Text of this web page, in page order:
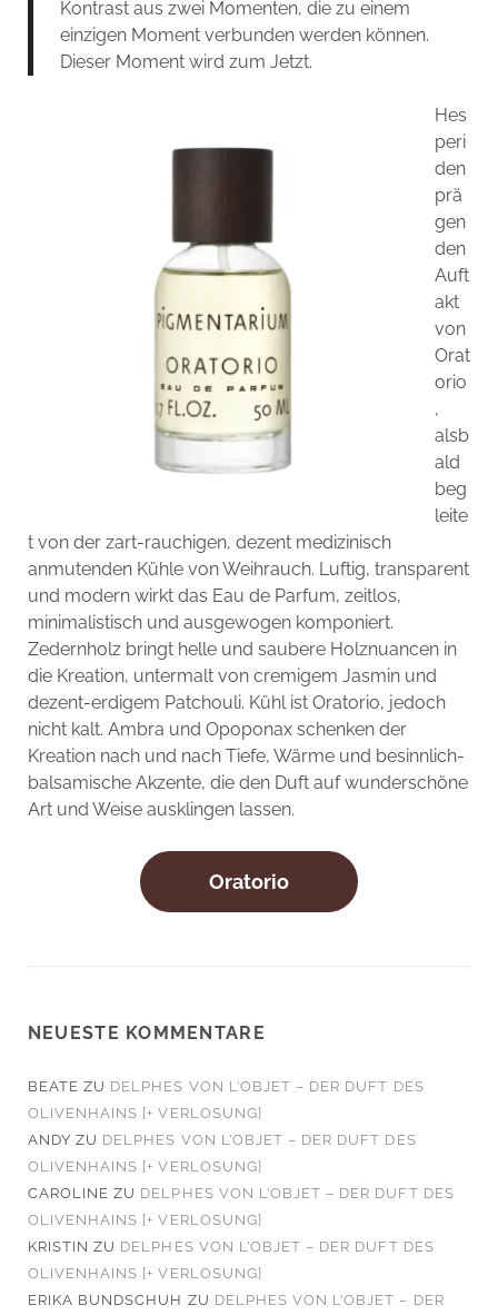
Kontrast aus zwei Momenten, die zu einem
einzigen Moment verbunden werden können.
Dieser Moment wird zum Jetzt.
Hes
peri
den
prä
gen
den
Auft
akt
von
Orat
orio
,
alsb
ald
beg
leite
t von der zart-rauchigen, dezent medizinisch
anmutenden Kühle von Weihrauch. Luftig, transparent
und modern wirkt das Eau de Parfum, zeitlos,
minimalistisch und ausgewogen komponiert.
Zedernholz bringt helle und saubere Holznuancen in
die Kreation, untermalt von cremigem Jasmin und
dezent-erdigem Patchouli. Kühl ist Oratorio, jedoch
nicht kalt. Ambra und Opoponax schenken der
Kreation nach und nach Tiefe, Wärme und besinnlich-
balsamische Akzente, die den Duft auf wunderschöne
Art und Weise ausklingen lassen.
Oratorio
NEUESTE KOMMENTARE
BEATE ZU DELPHES VON L’OBJET – DER DUFT DES
OLIVENHAINS [+ VERLOSUNG]
ANDY ZU DELPHES VON L’OBJET – DER DUFT DES
OLIVENHAINS [+ VERLOSUNG]
CAROLINE ZU DELPHES VON L’OBJET – DER DUFT DES
OLIVENHAINS [+ VERLOSUNG]
KRISTIN ZU DELPHES VON L’OBJET – DER DUFT DES
OLIVENHAINS [+ VERLOSUNG]
ERIKA BUNDSCHUH ZU DELPHES VON L’OBJET – DER